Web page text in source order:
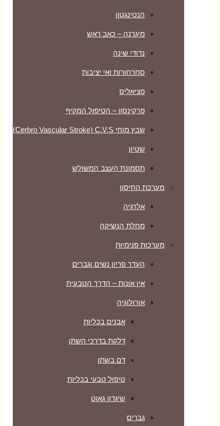
הנטינגטון
מיגרנה – כאב ראש
נדודי שינה
סחרחורות ואי יציבות
פציאליס
פרקינסון – הטיפול המקיף
שבץ מוחי Cerbro Vascular Stroke) C.V.S)
שטיון
תסמונת העצב המשולש
מערכת החיסון
אלרגיה
מחלת הנשיקה
מערכות פנימיות
העדר פריון נשים וגברים
אין אונות – הדרך הטבעית
אורולוגיה
אבנים בכליות
דלקת בדרכי השתן
דם בשתן
טיפול טבעי בכליות
שיגדון גאוט
גברים